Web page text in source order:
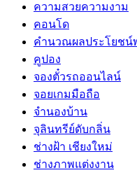
ความสวยความงาม
คอนโด
คำนวณผลประโยชน์
คูปอง
จองตั๋วรถออนไลน์
จอยเกมมือถือ
จำนองบ้าน
จุลินทรีย์ดับกลิ่น
ช่างฝ้า เชียงใหม่
ช่างภาพแต่งงาน